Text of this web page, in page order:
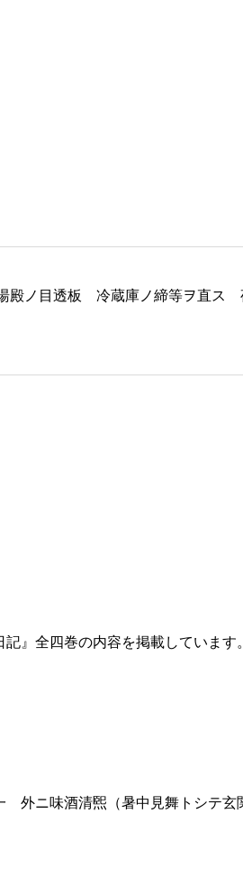
目透板 冷蔵庫ノ締等ヲ直ス
記』全四巻の内容を掲載していま
酒清煕（暑中見舞トシテ玄